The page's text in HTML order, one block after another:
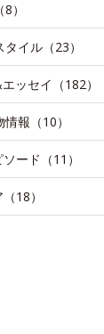
）
イル（23）
ッセイ（182）
報（10）
ード（11）
18）